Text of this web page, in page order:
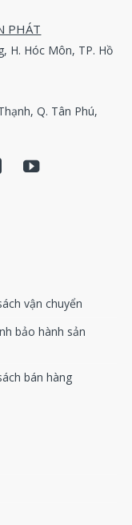
PHÁT
H. Hóc Môn, TP. Hồ
Q. Tân Phú,
vận chuyển
bảo hành sản
bán hàng